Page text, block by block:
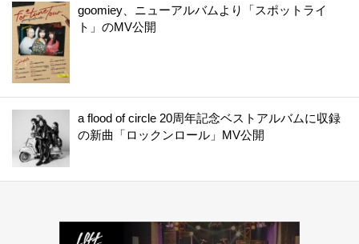
goomiey、ニューアルバムより「スポットライ
ト」のMV公開
a flood of circle 20周年記念ベストアルバムに収録
の新曲「ロックンロール」MV公開